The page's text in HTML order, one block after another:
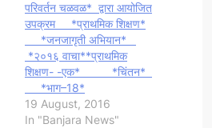
परिवर्तन चळवळ* द्वारा आयोजित
उपक्रम *प्राथमिक शिक्षण*
*जनजागृती अभियान*
*२०१६ वाचा**प्राथमिक
शिक्षण- -एक* *चिंतन*
*भाग–18*
19 August, 2016
In "Banjara News"